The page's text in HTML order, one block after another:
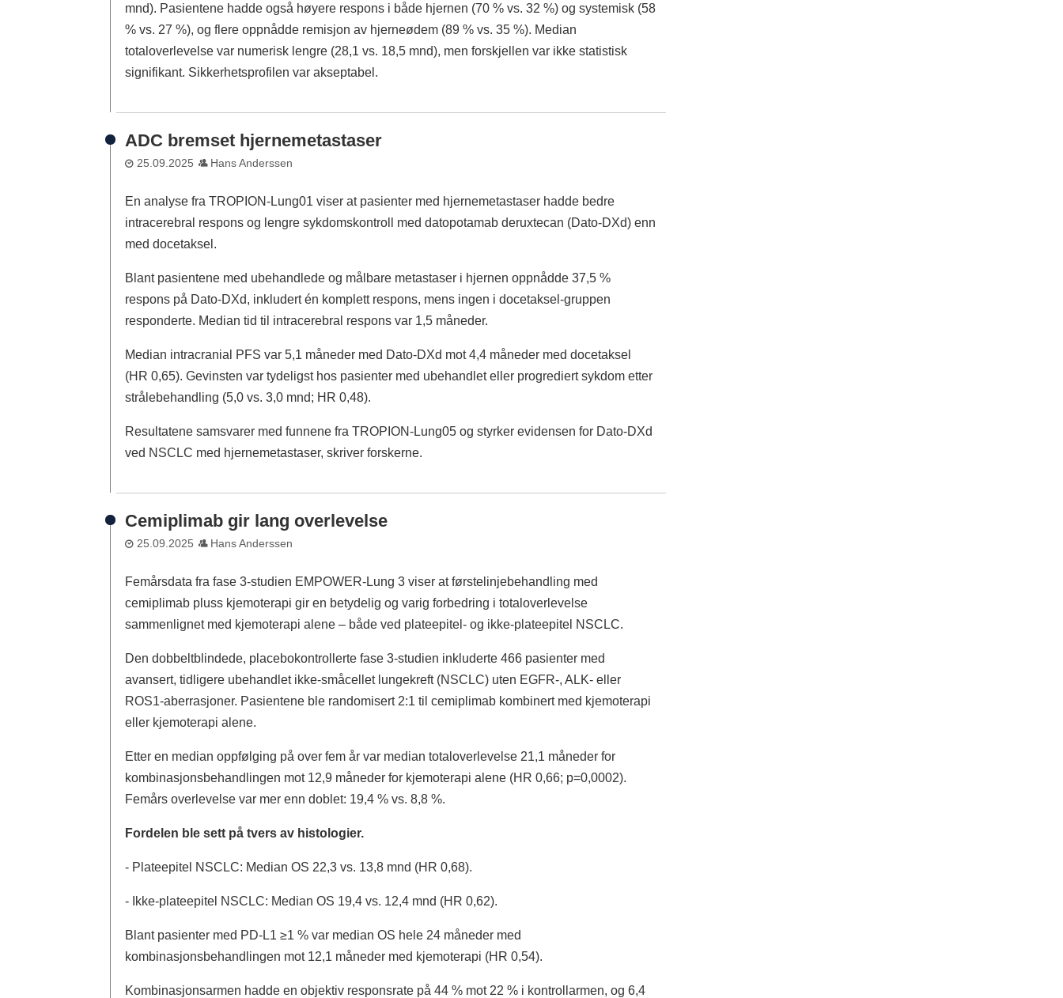
mnd). Pasientene hadde også høyere respons i både hjernen (70 % vs. 32 %) og systemisk (58
% vs. 27 %), og flere oppnådde remisjon av hjerneødem (89 % vs. 35 %). Median
totaloverlevelse var numerisk lengre (28,1 vs. 18,5 mnd), men forskjellen var ikke statistisk
signifikant. Sikkerhetsprofilen var akseptabel.
ADC bremset hjernemetastaser
25.09.2025 Hans Anderssen
En analyse fra TROPION-Lung01 viser at pasienter med hjernemetastaser hadde bedre
intracerebral respons og lengre sykdomskontroll med datopotamab deruxtecan (Dato-DXd) enn
med docetaksel.
Blant pasientene med ubehandlede og målbare metastaser i hjernen oppnådde 37,5 %
respons på Dato-DXd, inkludert én komplett respons, mens ingen i docetaksel-gruppen
responderte. Median tid til intracerebral respons var 1,5 måneder.
Median intracranial PFS var 5,1 måneder med Dato-DXd mot 4,4 måneder med docetaksel
(HR 0,65). Gevinsten var tydeligst hos pasienter med ubehandlet eller progrediert sykdom etter
strålebehandling (5,0 vs. 3,0 mnd; HR 0,48).
Resultatene samsvarer med funnene fra TROPION-Lung05 og styrker evidensen for Dato-DXd
ved NSCLC med hjernemetastaser, skriver forskerne.
Cemiplimab gir lang overlevelse
25.09.2025 Hans Anderssen
Femårsdata fra fase 3-studien EMPOWER-Lung 3 viser at førstelinjebehandling med
cemiplimab pluss kjemoterapi gir en betydelig og varig forbedring i totaloverlevelse
sammenlignet med kjemoterapi alene – både ved plateepitel- og ikke-plateepitel NSCLC.
Den dobbeltblindede, placebokontrollerte fase 3-studien inkluderte 466 pasienter med
avansert, tidligere ubehandlet ikke-småcellet lungekreft (NSCLC) uten EGFR-, ALK- eller
ROS1-aberrasjoner. Pasientene ble randomisert 2:1 til cemiplimab kombinert med kjemoterapi
eller kjemoterapi alene.
Etter en median oppfølging på over fem år var median totaloverlevelse 21,1 måneder for
kombinasjonsbehandlingen mot 12,9 måneder for kjemoterapi alene (HR 0,66; p=0,0002).
Femårs overlevelse var mer enn doblet: 19,4 % vs. 8,8 %.
Fordelen ble sett på tvers av histologier.
- Plateepitel NSCLC: Median OS 22,3 vs. 13,8 mnd (HR 0,68).
- Ikke-plateepitel NSCLC: Median OS 19,4 vs. 12,4 mnd (HR 0,62).
Blant pasienter med PD-L1 ≥1 % var median OS hele 24 måneder med
kombinasjonsbehandlingen mot 12,1 måneder med kjemoterapi (HR 0,54).
Kombinasjonsarmen hadde en objektiv responsrate på 44 % mot 22 % i kontrollarmen, og 6,4